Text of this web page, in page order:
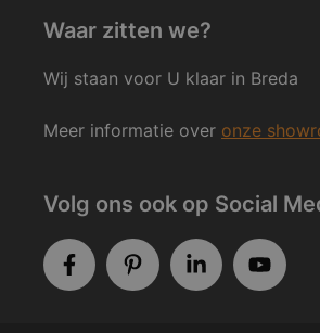
Waar zitten we?
Wij staan voor U klaar in Breda
Meer informatie over onze
Volg ons ook op Social